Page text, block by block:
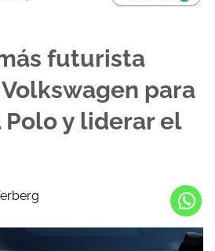
futurista
para
y liderar el